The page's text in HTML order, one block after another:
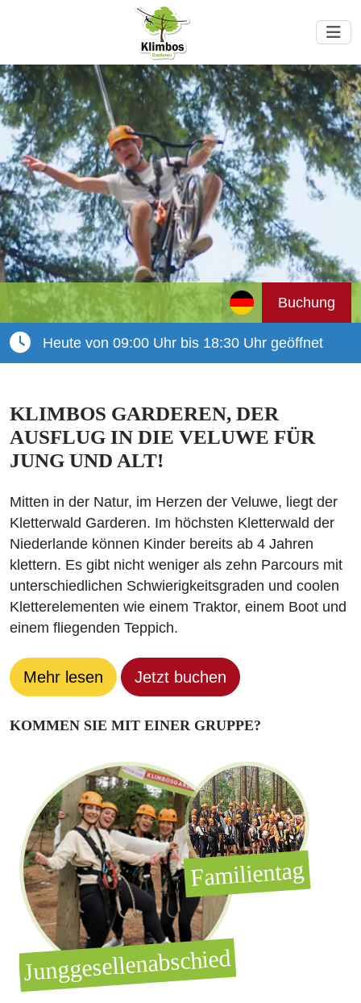
Buchung
Heute von 09:00 Uhr bis 18:30 Uhr geöffnet
KLIMBOS GARDEREN, DER
AUSFLUG IN DIE VELUWE FÜR
JUNG UND ALT!
Mitten in der Natur, im Herzen der Veluwe, liegt der
Kletterwald Garderen. Im höchsten Kletterwald der
Niederlande können Kinder bereits ab 4 Jahren
klettern. Es gibt nicht weniger als zehn Parcours mit
unterschiedlichen Schwierigkeitsgraden und coolen
Kletterelementen wie einem Traktor, einem Boot und
einem fliegenden Teppich.
Mehr lesen Jetzt buchen
KOMMEN SIE MIT EINER GRUPPE?
Junggesellenabschied
Familientag